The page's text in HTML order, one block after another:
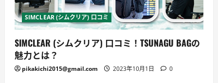
SIMCLEAR (シムクリア) 口コミ
SIMCLEAR (シムクリア) 口コミ！TSUNAGU BAGの
魅力とは？
pikakichi2015@gmail.com 2023年10月1日 0